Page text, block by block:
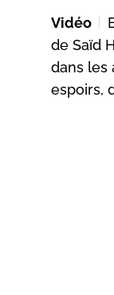
Vidéo
de Saïd
dans les
espoirs,